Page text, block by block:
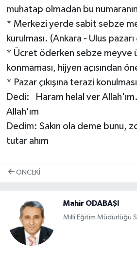
muhatap olmadan bu numaranın
* Merkezi yerde sabit sebze
kurulması. (Ankara - Ulus
* Ücret öderken sebze meyve
konmaması, hijyen açısından
* Pazar çıkışına terazi
Dedi: Haram helal ver
Allah'ım
Dedim: Sakın ola deme bunu,
tutar ahım
ÖNCEKI
Mahir ODABAŞI
Mil­li Eği­tim Mü­dür­lü­ğü